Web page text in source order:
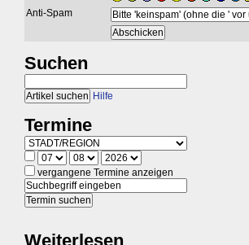
Anti-Spam
Suchen
Hilfe
Termine
vergangene Termine anzeigen
Weiterlesen